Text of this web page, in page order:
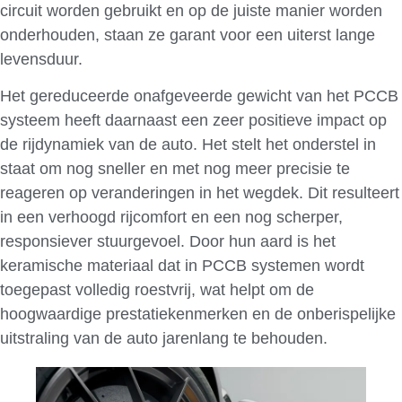
circuit worden gebruikt en op de juiste manier worden
onderhouden, staan ze garant voor een uiterst lange
levensduur.
Het gereduceerde onafgeveerde gewicht van het PCCB
systeem heeft daarnaast een zeer positieve impact op
de rijdynamiek van de auto. Het stelt het onderstel in
staat om nog sneller en met nog meer precisie te
reageren op veranderingen in het wegdek. Dit resulteert
in een verhoogd rijcomfort en een nog scherper,
responsiever stuurgevoel. Door hun aard is het
keramische materiaal dat in PCCB systemen wordt
toegepast volledig roestvrij, wat helpt om de
hoogwaardige prestatiekenmerken en de onberispelijke
uitstraling van de auto jarenlang te behouden.